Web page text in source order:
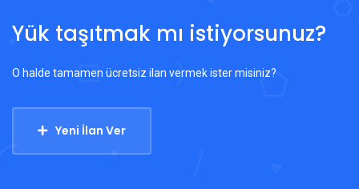
Yük taşıtmak mı istiyorsunuz?
O halde tamamen ücretsiz ilan vermek ister misiniz?
Yeni İlan Ver